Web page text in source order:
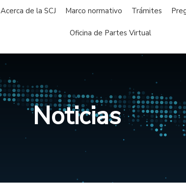
Acerca de la SCJ Marco normativo Trámites
Oficina de Partes Virtual
Noticias